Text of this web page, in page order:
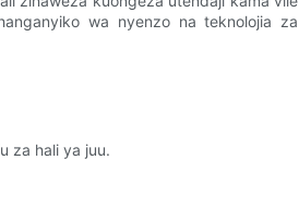
wa nyenzo na teknolojia za
za hali ya juu.